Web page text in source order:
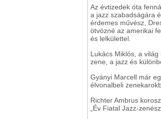
Az évtizedek óta
a jazz szabadságára
érdemes művész,
ötvözné az amerikai
és lelkülettel.
Lukács Miklós, a
zene, a jazz és
Gyányi Marcell már
élvonalbeli
Richter Ambrus
„Év Fiatal Jazz-